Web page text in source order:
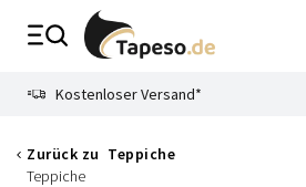
Zusammenbruch
Kostenloser Versand*
Zurück zu Teppiche
Teppiche